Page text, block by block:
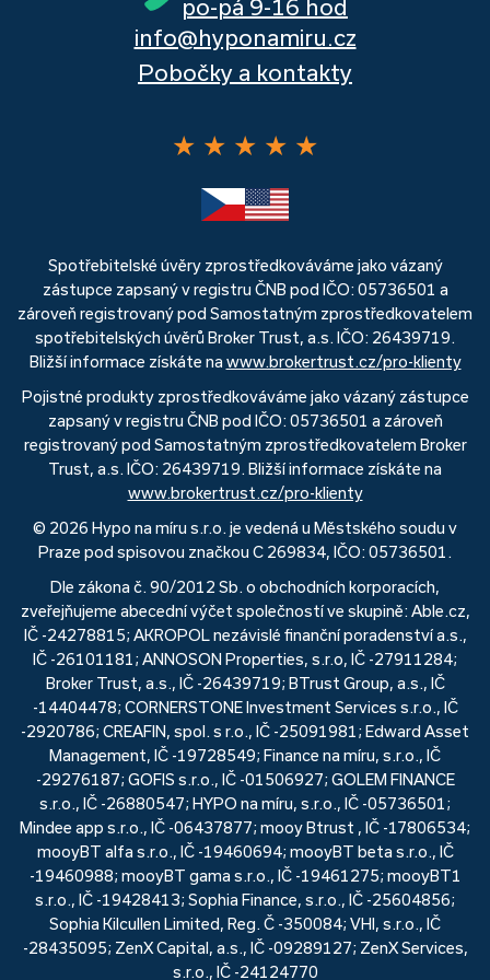
po-pá 9-16 hod
info@hyponamiru.cz
Pobočky a kontakty
★ ★ ★ ★ ★
Spotřebitelské úvěry zprostředkováváme jako vázaný
zástupce zapsaný v registru ČNB pod IČO: 05736501 a
zároveň registrovaný pod Samostatným zprostředkovatelem
spotřebitelských úvěrů Broker Trust, a.s. IČO: 26439719.
Bližší informace získáte na www.brokertrust.cz/pro-klienty
Pojistné produkty zprostředkováváme jako vázaný zástupce
zapsaný v registru ČNB pod IČO: 05736501 a zároveň
registrovaný pod Samostatným zprostředkovatelem Broker
Trust, a.s. IČO: 26439719. Bližší informace získáte na
www.brokertrust.cz/pro-klienty
© 2026 Hypo na míru s.r.o. je vedená u Městského soudu v
Praze pod spisovou značkou C 269834, IČO: 05736501.
Dle zákona č. 90/2012 Sb. o obchodních korporacích,
zveřejňujeme abecední výčet společností ve skupině: Able.cz,
IČ -24278815; AKROPOL nezávislé finanční poradenství a.s.,
IČ -26101181; ANNOSON Properties, s.r.o, IČ -27911284;
Broker Trust, a.s., IČ -26439719; BTrust Group, a.s., IČ
-14404478; CORNERSTONE Investment Services s.r.o., IČ
-2920786; CREAFIN, spol. s r.o., IČ -25091981; Edward Asset
Management, IČ -19728549; Finance na míru, s.r.o., IČ
-29276187; GOFIS s.r.o., IČ -01506927; GOLEM FINANCE
s.r.o., IČ -26880547; HYPO na míru, s.r.o., IČ -05736501;
Mindee app s.r.o., IČ -06437877; mooy Btrust , IČ -17806534;
mooyBT alfa s.r.o., IČ -19460694; mooyBT beta s.r.o., IČ
-19460988; mooyBT gama s.r.o., IČ -19461275; mooyBT1
s.r.o., IČ -19428413; Sophia Finance, s.r.o., IČ -25604856;
Sophia Kilcullen Limited, Reg. Č -350084; VHI, s.r.o., IČ
-28435095; ZenX Capital, a.s., IČ -09289127; ZenX Services,
s.r.o., IČ -24124770